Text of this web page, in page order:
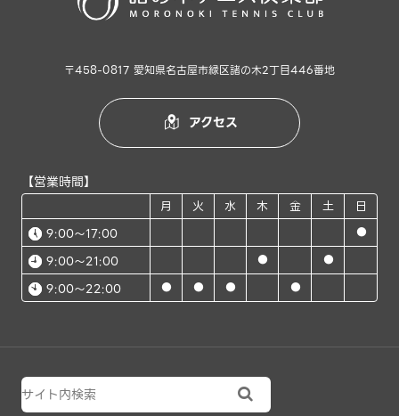
〒458-0817 愛知県名古屋市緑区諸の木2丁目446番地
 アクセス
【営業時間】
月 火 水 木 金 土
日
9:00～17:00
●
9:00～21:00 ● ●
9:00～22:00 ● ● ● ●
